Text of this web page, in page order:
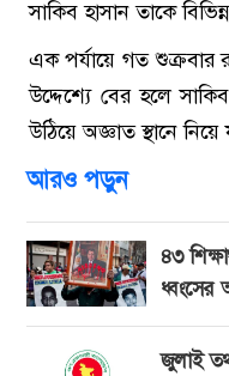
সাকিব হাসান তাকে
এক পর্যায়ে গত শুক্রবার
উদ্দেশ্যে বের হলে
উঠিয়ে অজ্ঞাত স্থানে নিয়ে
আরও পড়ুন
৪৩
ধ্বংসের
জুলাই